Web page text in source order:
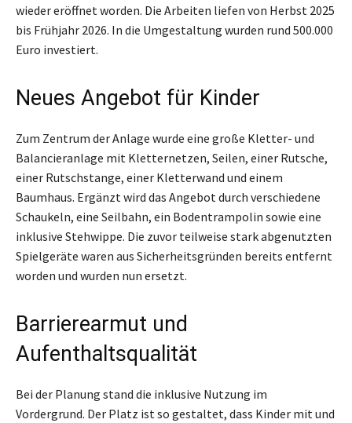
wieder eröffnet worden. Die Arbeiten liefen von Herbst 2025
bis Frühjahr 2026. In die Umgestaltung wurden rund 500.000
Euro investiert.
Neues Angebot für Kinder
Zum Zentrum der Anlage wurde eine große Kletter- und
Balancieranlage mit Kletternetzen, Seilen, einer Rutsche,
einer Rutschstange, einer Kletterwand und einem
Baumhaus. Ergänzt wird das Angebot durch verschiedene
Schaukeln, eine Seilbahn, ein Bodentrampolin sowie eine
inklusive Stehwippe. Die zuvor teilweise stark abgenutzten
Spielgeräte waren aus Sicherheitsgründen bereits entfernt
worden und wurden nun ersetzt.
Barrierearmut und
Aufenthaltsqualität
Bei der Planung stand die inklusive Nutzung im
Vordergrund. Der Platz ist so gestaltet, dass Kinder mit und